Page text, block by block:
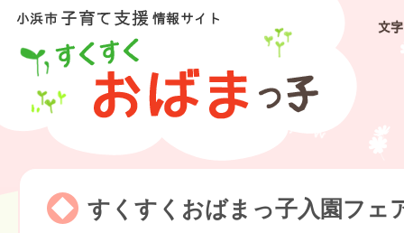
文
すくすくおばまっ子入園フェ